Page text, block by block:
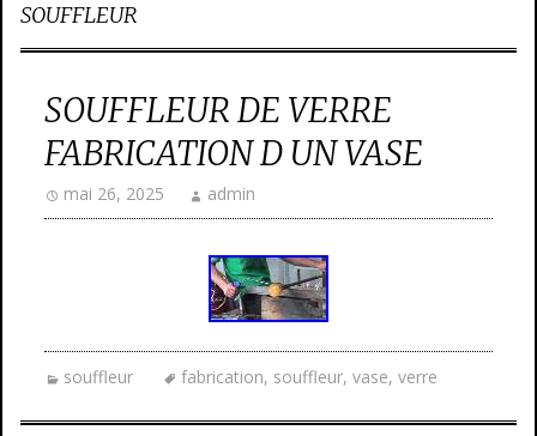
SOUFFLEUR
SOUFFLEUR DE VERRE
FABRICATION D UN VASE
mai 26, 2025 admin
souffleur fabrication, souffleur, vase, verre